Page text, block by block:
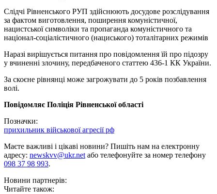
Слідчі Рівненського РУП здійснюють досудове розслідування
за фактом виготовлення, поширення комуністичної,
нацистської символіки та пропаганда комуністичного та
націонал-соціалістичного (нациського) тоталітарних режимів
Наразі вирішується питання про повідомлення їй про підозру
у вчиненні злочину, передбаченого статтею 436-1 КК України.
За скоєне рівнянці може загрожувати до 5 років позбавлення
волі.
Повідомляє Поліція Рівненської області
Позначки:
прихильник військової агресії рф
Маєте важливі і цікаві новини? Пишіть нам на електронну
адресу: newskvv@ukr.netабо телефонуйте за номер телефону
098 37 98 993.
Новини партнерів:
Читайте також: